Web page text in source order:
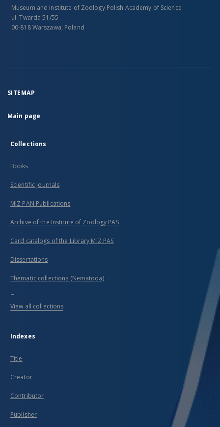
Museum and Institute of Zoology Polish Academy of Science
ul. Twarda 51/55
00-818 Warszawa, Poland
SITEMAP
Main page
Collections
Books
Scientific Journals
MIZ PAN Publications
Archive of the Institute of Zoology PAS
Card catalogs of the Library MIZ PAS
Dissertations
Thematic collections (Nematoda)
...
View all collections
Indexes
Title
Creator
Contributor
Publisher